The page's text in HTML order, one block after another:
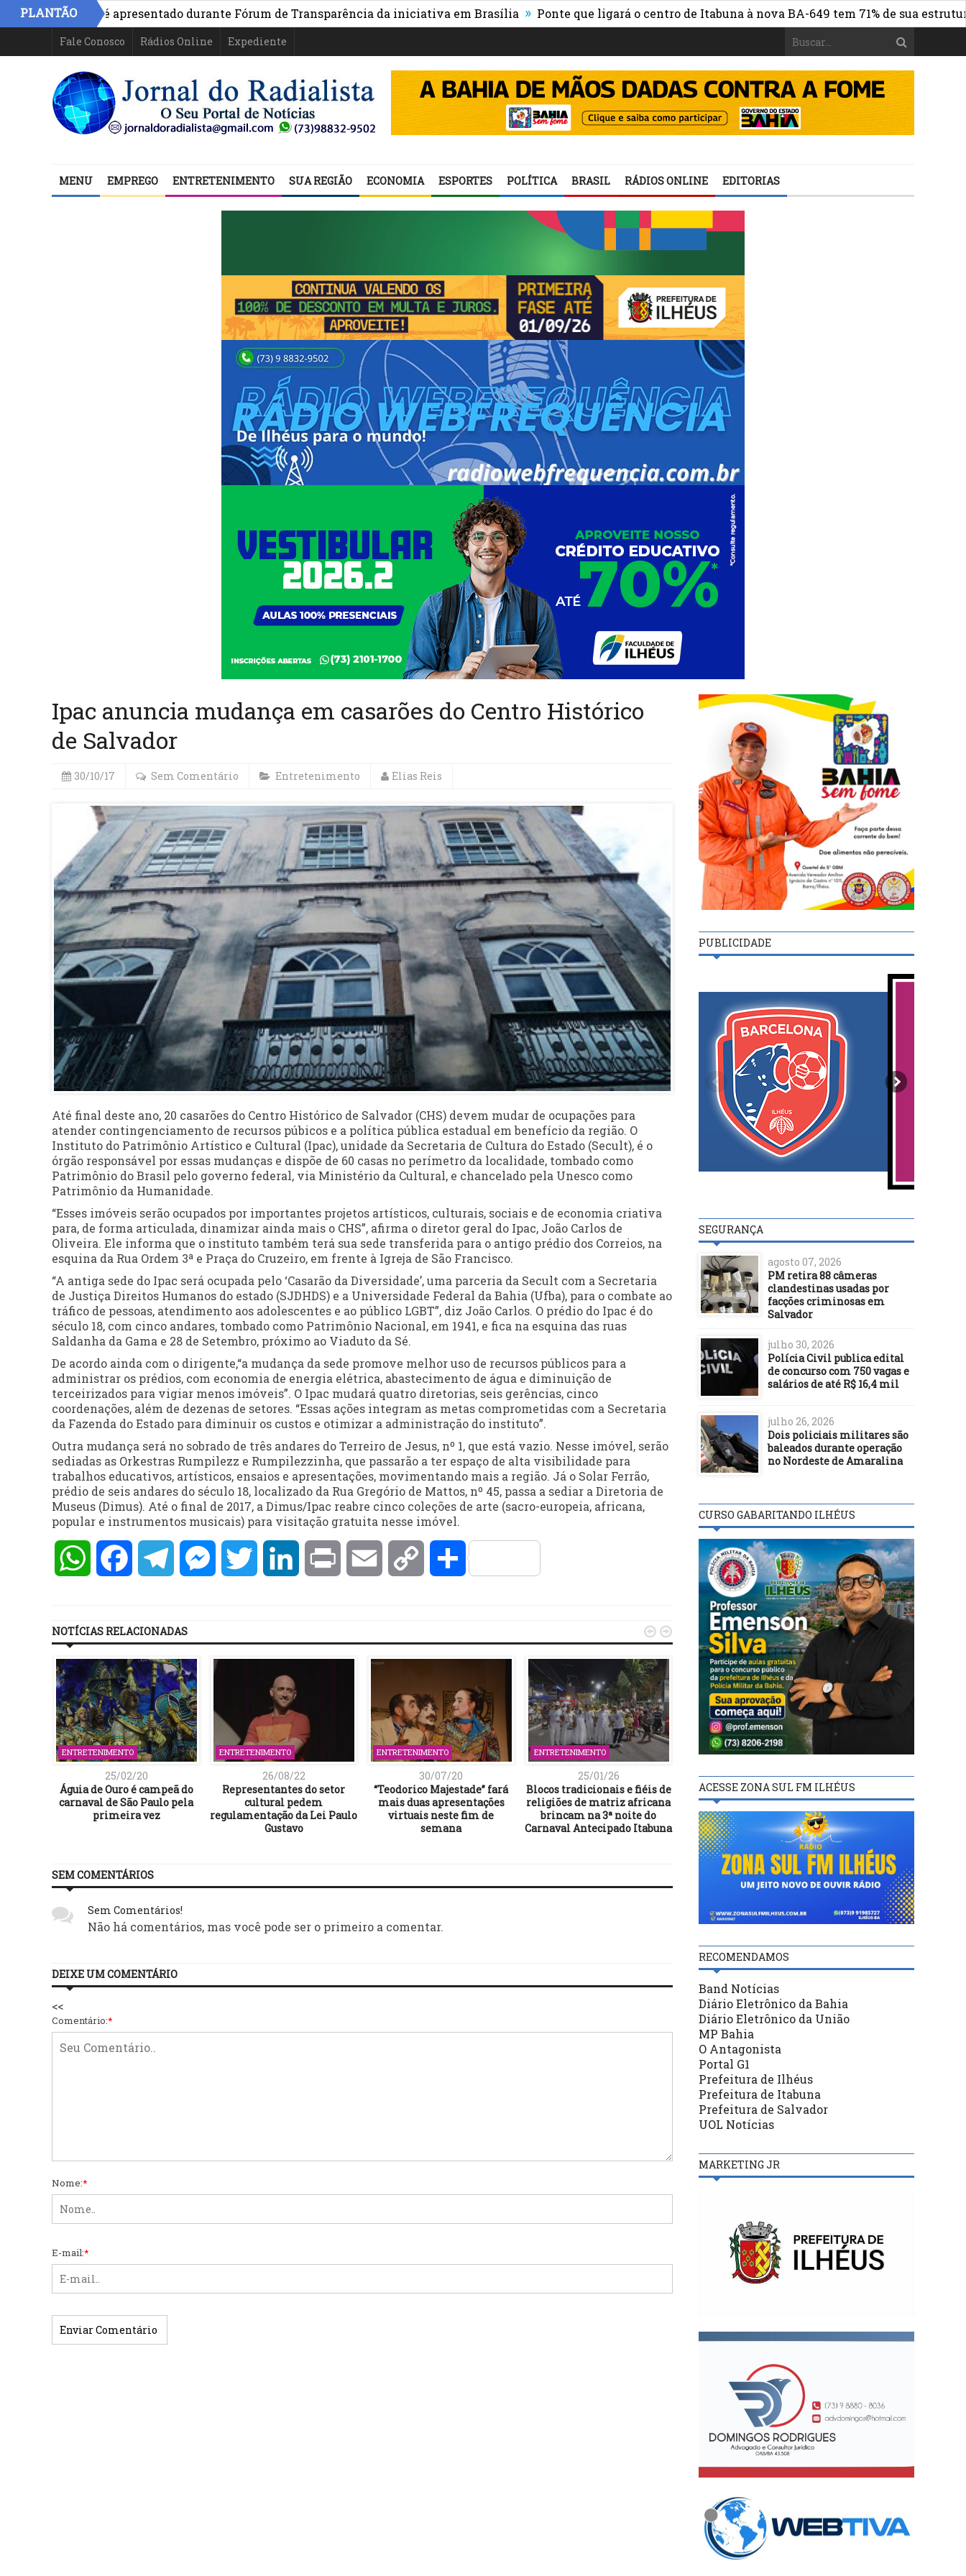
PLANTÃO
Bahia é apresentado durante Fórum de Transparência da iniciativa em Brasília » Ponte que ligará o centro de Itabuna à nova BA-649 tem 71% de sua estrutura de
Fale Conosco Rádios Online Expediente
MENU EMPREGO ENTRETENIMENTO SUA REGIÃO ECONOMIA ESPORTES POLÍTICA BRASIL RÁDIOS ONLINE EDITORIAS
Ipac anuncia mudança em casarões do Centro Histórico
de Salvador
30/10/17 Sem Comentário Entretenimento Elias Reis
Até final deste ano, 20 casarões do Centro Histórico de Salvador (CHS) devem mudar de ocupações para
atender contingenciamento de recursos púbicos e a política pública estadual em benefício da região. O
Instituto do Patrimônio Artístico e Cultural (Ipac), unidade da Secretaria de Cultura do Estado (Secult), é o
órgão responsável por essas mudanças e dispõe de 60 casas no perímetro da localidade, tombado como
Patrimônio do Brasil pelo governo federal, via Ministério da Cultural, e chancelado pela Unesco como
Patrimônio da Humanidade.
“Esses imóveis serão ocupados por importantes projetos artísticos, culturais, sociais e de economia criativa
para, de forma articulada, dinamizar ainda mais o CHS”, afirma o diretor geral do Ipac, João Carlos de
Oliveira. Ele informa que o instituto também terá sua sede transferida para o antigo prédio dos Correios, na
esquina da Rua Ordem 3ª e Praça do Cruzeiro, em frente à Igreja de São Francisco.
“A antiga sede do Ipac será ocupada pelo ‘Casarão da Diversidade’, uma parceria da Secult com a Secretaria
de Justiça Direitos Humanos do estado (SJDHDS) e a Universidade Federal da Bahia (Ufba), para o combate ao
tráfico de pessoas, atendimento aos adolescentes e ao público LGBT”, diz João Carlos. O prédio do Ipac é do
século 18, com cinco andares, tombado como Patrimônio Nacional, em 1941, e fica na esquina das ruas
Saldanha da Gama e 28 de Setembro, próximo ao Viaduto da Sé.
De acordo ainda com o dirigente,“a mudança da sede promove melhor uso de recursos públicos para a
administrar os prédios, com economia de energia elétrica, abastecimento de água e diminuição de
terceirizados para vigiar menos imóveis”. O Ipac mudará quatro diretorias, seis gerências, cinco
coordenações, além de dezenas de setores. “Essas ações integram as metas comprometidas com a Secretaria
da Fazenda do Estado para diminuir os custos e otimizar a administração do instituto”.
Outra mudança será no sobrado de três andares do Terreiro de Jesus, nº 1, que está vazio. Nesse imóvel, serão
sediadas as Orkestras Rumpilezz e Rumpilezzinha, que passarão a ter espaço de alta visibilidade para
trabalhos educativos, artísticos, ensaios e apresentações, movimentando mais a região. Já o Solar Ferrão,
prédio de seis andares do século 18, localizado da Rua Gregório de Mattos, nº 45, passa a sediar a Diretoria de
Museus (Dimus). Até o final de 2017, a Dimus/Ipac reabre cinco coleções de arte (sacro-europeia, africana,
popular e instrumentos musicais) para visitação gratuita nesse imóvel.
WhatsAppFacebookTelegramMessengerTwitter LinkedInPrint Email Copy Compartilhar
NOTÍCIAS RELACIONADAS
ENTRETENIMENTO
25/02/20
Águia de Ouro é campeã do
carnaval de São Paulo pela
primeira vez
ENTRETENIMENTO
26/08/22
Representantes do setor
cultural pedem
regulamentação da Lei Paulo
Gustavo
ENTRETENIMENTO
30/07/20
“Teodorico Majestade” fará
mais duas apresentações
virtuais neste fim de
semana
ENTRETENIMENTO
25/01/26
Blocos tradicionais e fiéis de
religiões de matriz africana
brincam na 3ª noite do
Carnaval Antecipado Itabuna
ENTRETENIMENTO
07/01/16
Portugal quer ajudar a
reerguer Museu da Língua
Portuguesa
19/02/18
Ciranda Ilhéus na
reúne arte, cultura e
gastronomia em
 
SEM COMENTÁRIOS
Sem Comentários!
Não há comentários, mas você pode ser o primeiro a comentar.
DEIXE UM COMENTÁRIO
<<
Comentário:*
Nome:*
E-mail:*
PUBLICIDADE
SEGURANÇA
agosto 07, 2026
PM retira 88 câmeras
clandestinas usadas por
facções criminosas em
Salvador
julho 30, 2026
Polícia Civil publica edital
de concurso com 750 vagas e
salários de até R$ 16,4 mil
julho 26, 2026
Dois policiais militares são
baleados durante operação
no Nordeste de Amaralina
CURSO GABARITANDO ILHÉUS
ACESSE ZONA SUL FM ILHÉUS
RECOMENDAMOS
Band Notícias
Diário Eletrônico da Bahia
Diário Eletrônico da União
MP Bahia
O Antagonista
Portal G1
Prefeitura de Ilhéus
Prefeitura de Itabuna
Prefeitura de Salvador
UOL Notícias
MARKETING JR